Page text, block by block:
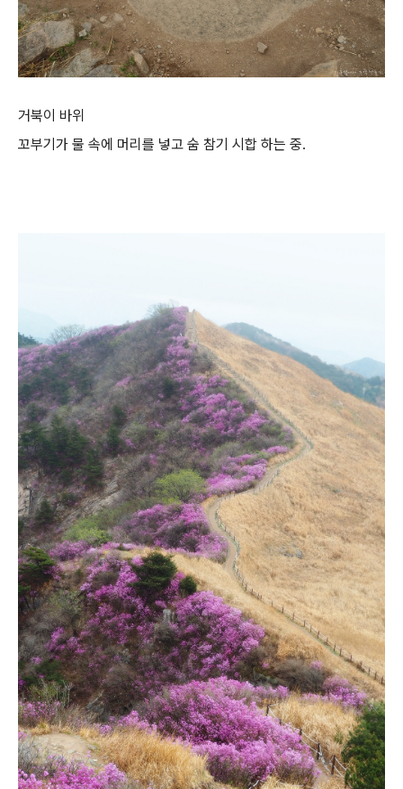
거북이 바위
꼬부기가 물 속에 머리를 넣고 숨 참기 시합 하는 중.